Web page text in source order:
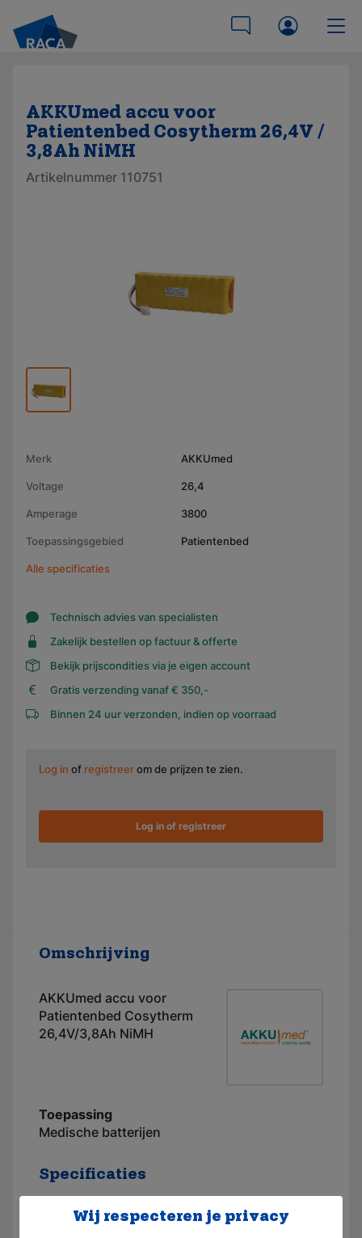
AKKUmed accu voor
Patientenbed Cosytherm 26,4V /
3,8Ah NiMH
Artikelnummer 110751
Merk AKKUmed
Voltage 26,4
Amperage 3800
Toepassingsgebied Patientenbed
Alle specificaties
Technisch advies van specialisten
Zakelijk bestellen op factuur & offerte
Bekijk prijscondities via je eigen account
Gratis verzending vanaf € 350,-
Binnen 24 uur verzonden, indien op voorraad
Log in of registreerom de prijzen te zien.
Log in of registreer
Omschrijving
AKKUmed accu voor
Patientenbed Cosytherm
26,4V/3,8Ah NiMH
Toepassing
Medische batterijen
Specificaties
Toepassingsgebied Patientenbed
Wij respecteren je privacy